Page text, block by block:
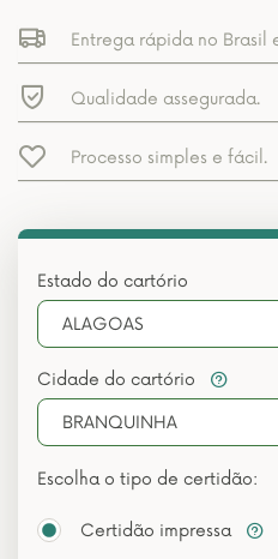
Entrega rápida no Brasil
Qualidade assegurada.
Processo simples e fácil.
Estado do cartório
ALAGOAS
Cidade do cartório
BRANQUINHA
Escolha o tipo de certidão:
Certidão impressa